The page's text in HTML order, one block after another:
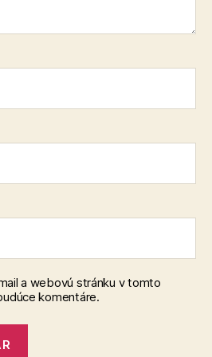
a webovú stránku v tomto
komentáre.